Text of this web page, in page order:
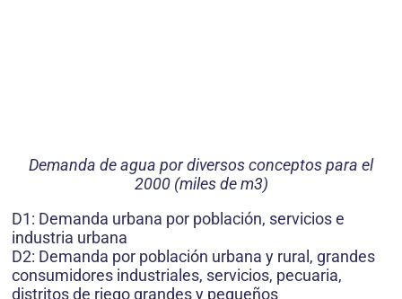
Demanda de agua por diversos conceptos para el
2000 (miles de m3)
D1: Demanda urbana por población, servicios e
industria urbana
D2: Demanda por población urbana y rural, grandes
consumidores industriales, servicios, pecuaria,
distritos de riego grandes y pequeños